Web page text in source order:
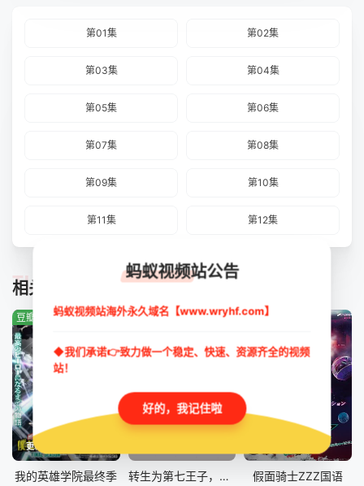
第01集 第02集
第03集 第04集
第05集 第06集
第07集 第08集
第09集 第10集
第11集 第12集
相关推荐
TUIJIAN
更新至第12集+特別篇
豆瓣:0.0分
我的英雄学院最终季
豆瓣:0.0分
转生为第七王子，随心所欲的魔法学习之路第二季
豆瓣:0.0分
假面骑士ZZZ国语
蚂蚁视频站公告
蚂蚁视频站海外永久域名【www.wryhf.com】
◆我们承诺👉致力做一个稳定、快速、资源齐全的视频
站！
好的，我记住啦